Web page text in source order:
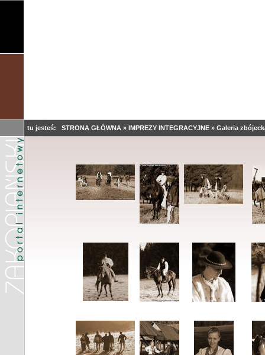
tu jesteś: STRONA GŁÓWNA » IMPREZY INTEGRACYJNE » Galeria